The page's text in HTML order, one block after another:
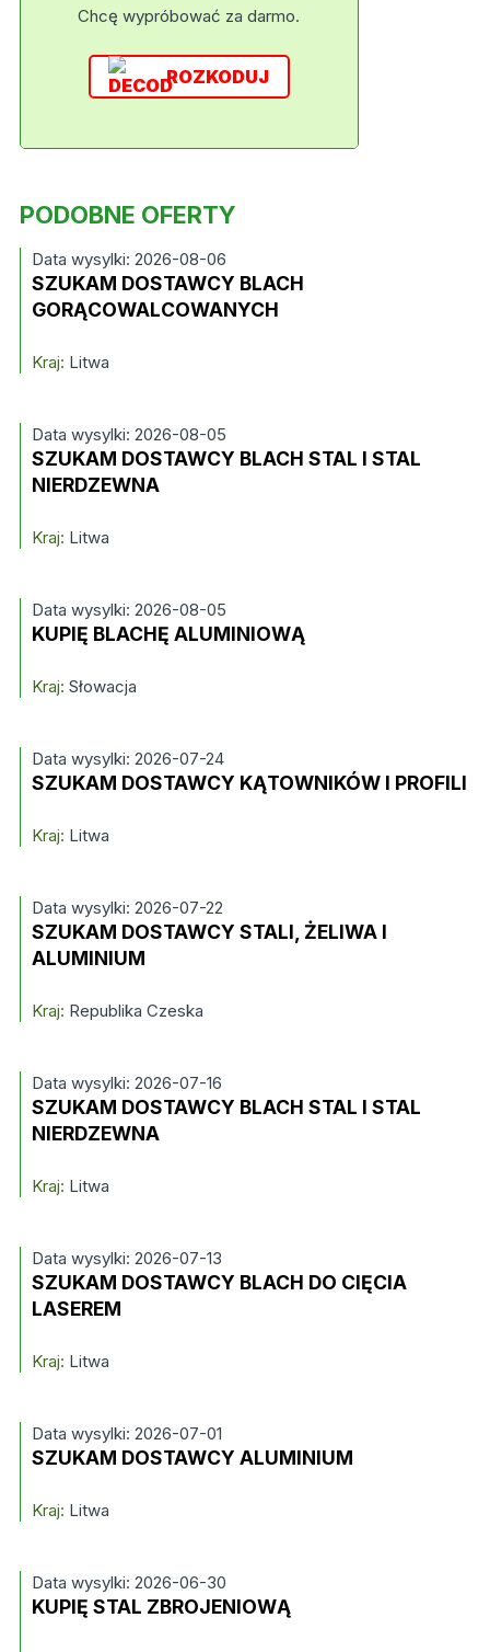
Chcę wypróbować za darmo.
ROZKODUJ
PODOBNE OFERTY
Data wysylki: 2026-08-06
SZUKAM DOSTAWCY BLACH
GORĄCOWALCOWANYCH
Kraj: Litwa
Data wysylki: 2026-08-05
SZUKAM DOSTAWCY BLACH STAL I STAL
NIERDZEWNA
Kraj: Litwa
Data wysylki: 2026-08-05
KUPIĘ BLACHĘ ALUMINIOWĄ
Kraj: Słowacja
Data wysylki: 2026-07-24
SZUKAM DOSTAWCY KĄTOWNIKÓW I PROFILI
Kraj: Litwa
Data wysylki: 2026-07-22
SZUKAM DOSTAWCY STALI, ŻELIWA I
ALUMINIUM
Kraj: Republika Czeska
Data wysylki: 2026-07-16
SZUKAM DOSTAWCY BLACH STAL I STAL
NIERDZEWNA
Kraj: Litwa
Data wysylki: 2026-07-13
SZUKAM DOSTAWCY BLACH DO CIĘCIA
LASEREM
Kraj: Litwa
Data wysylki: 2026-07-01
SZUKAM DOSTAWCY ALUMINIUM
Kraj: Litwa
Data wysylki: 2026-06-30
KUPIĘ STAL ZBROJENIOWĄ